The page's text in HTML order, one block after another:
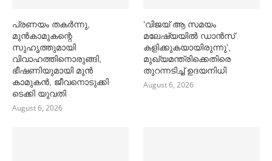
പ്രണയം തകര്‍ന്നു,
മുൻകാമുകന്റെ
സുഹൃത്തുമായി
വിവാഹത്തിനൊരുങ്ങി,
ഭീഷണിയുമായി മുൻ
കാമുകൻ, ജീവനൊടുക്കി
ടെക്കി യുവതി
August 6, 2026
‘വിജയ് ആ സമയം
മലേഷ്യയില്‍ ഡാൻസ്
കളിക്കുകയായിരുന്നു’,
മുഖ്യമന്ത്രിക്കെതിരെ
തുറന്നടിച്ച്‌ ഉദയനിധി
August 6, 2026